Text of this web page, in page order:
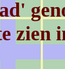
zien